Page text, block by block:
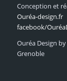
Conception et
Ouréa-design.fr
facebook/
Ouréa Design
Grenoble